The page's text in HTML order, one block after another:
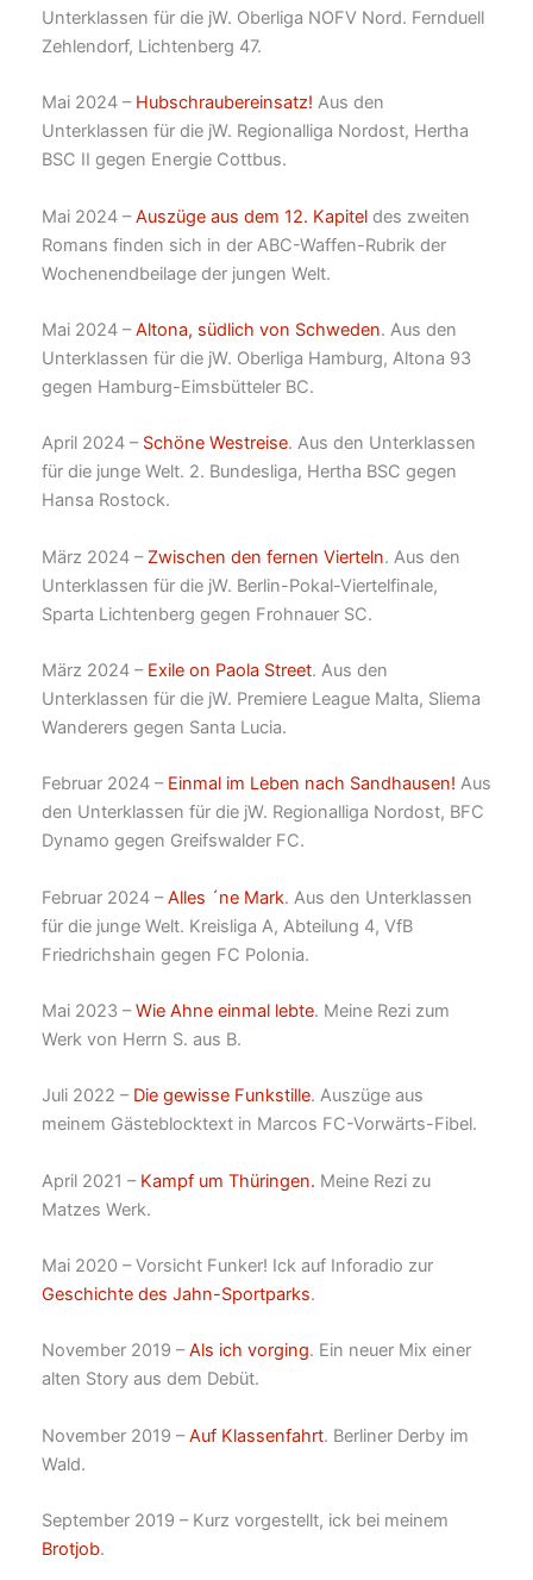
Unterklassen für die jW. Oberliga NOFV Nord. Fernduell
Zehlendorf, Lichtenberg 47.
Mai 2024 – Hubschraubereinsatz! Aus den
Unterklassen für die jW. Regionalliga Nordost, Hertha
BSC II gegen Energie Cottbus.
Mai 2024 –Auszüge aus dem 12. Kapiteldes zweiten
Romans finden sich in der ABC-Waffen-Rubrik der
Wochenendbeilage der jungen Welt.
Mai 2024 –Altona, südlich von Schweden. Aus den
Unterklassen für die jW. Oberliga Hamburg, Altona 93
gegen Hamburg-Eimsbütteler BC.
April 2024 – Schöne Westreise. Aus den Unterklassen
für die junge Welt. 2. Bundesliga, Hertha BSC gegen
Hansa Rostock.
März 2024 – Zwischen den fernen Vierteln. Aus den
Unterklassen für die jW. Berlin-Pokal-Viertelfinale,
Sparta Lichtenberg gegen Frohnauer SC.
März 2024 – Exile on Paola Street. Aus den
Unterklassen für die jW. Premiere League Malta, Sliema
Wanderers gegen Santa Lucia.
Februar 2024 – Einmal im Leben nach Sandhausen! Aus
den Unterklassen für die jW. Regionalliga Nordost, BFC
Dynamo gegen Greifswalder FC.
Februar 2024 –Alles ´ne Mark. Aus den Unterklassen
für die junge Welt. Kreisliga A, Abteilung 4, VfB
Friedrichshain gegen FC Polonia.
Mai 2023 –Wie Ahne einmal lebte. Meine Rezi zum
Werk von Herrn S. aus B.
Juli 2022 – Die gewisse Funkstille. Auszüge aus
meinem Gästeblocktext in Marcos FC-Vorwärts-Fibel.
April 2021 – Kampf um Thüringen. Meine Rezi zu
Matzes Werk.
Mai 2020 – Vorsicht Funker! Ick auf Inforadio zur
Geschichte des Jahn-Sportparks.
November 2019 –Als ich vorging. Ein neuer Mix einer
alten Story aus dem Debüt.
November 2019 –Auf Klassenfahrt. Berliner Derby im
Wald.
September 2019 – Kurz vorgestellt, ick bei meinem
Brotjob.